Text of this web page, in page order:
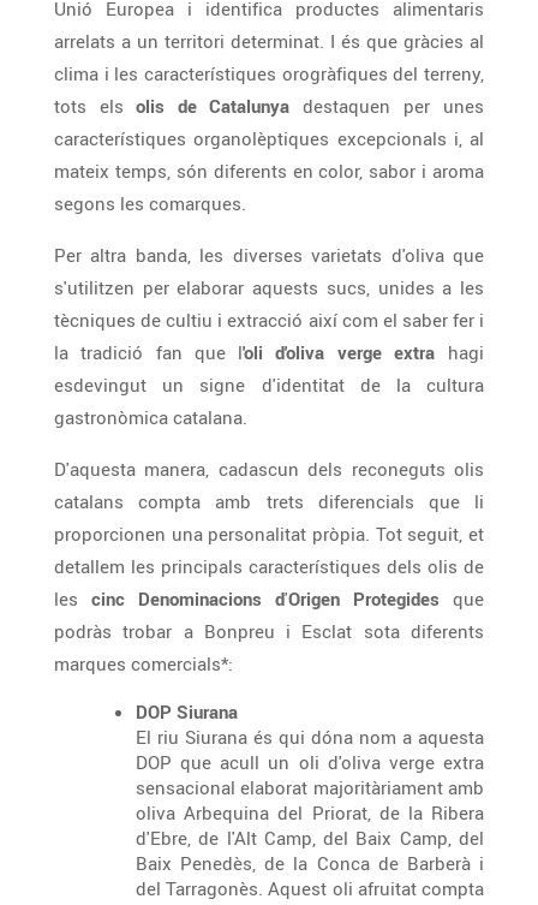
Unió Europea i identifica productes alimentaris
arrelats a un territori determinat. I és que gràcies al
clima i les característiques orogràfiques del terreny,
tots els olis de Catalunya destaquen per unes
característiques organolèptiques excepcionals i, al
mateix temps, són diferents en color, sabor i aroma
segons les comarques.
Per altra banda, les diverses varietats d'oliva que
s'utilitzen per elaborar aquests sucs, unides a les
tècniques de cultiu i extracció així com el saber fer i
la tradició fan que l'oli d'oliva verge extra hagi
esdevingut un signe d'identitat de la cultura
gastronòmica catalana.
D'aquesta manera, cadascun dels reconeguts olis
catalans compta amb trets diferencials que li
proporcionen una personalitat pròpia. Tot seguit, et
detallem les principals característiques dels olis de
les cinc Denominacions d'Origen Protegides que
podràs trobar a Bonpreu i Esclat sota diferents
marques comercials*:
DOP Siurana
El riu Siurana és qui dóna nom a aquesta
DOP que acull un oli d'oliva verge extra
sensacional elaborat majoritàriament amb
oliva Arbequina del Priorat, de la Ribera
d'Ebre, de l'Alt Camp, del Baix Camp, del
Baix Penedès, de la Conca de Barberà i
del Tarragonès. Aquest oli afruitat compta